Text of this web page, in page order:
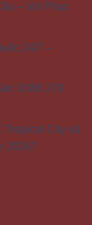
– Voi Phục
24/7 –
0386 279
Tropical City và
2026?